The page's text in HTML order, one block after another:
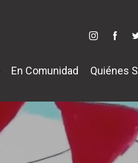
En Comunidad Quiénes